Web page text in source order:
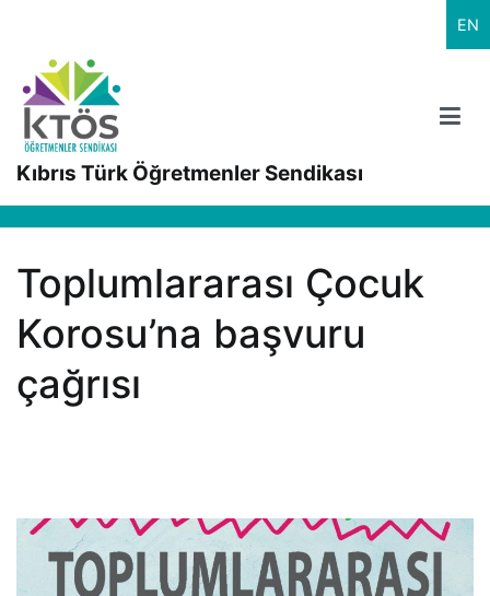
EN
Kıbrıs Türk Öğretmenler Sendikası
Toplumlararası Çocuk
Korosu’na başvuru
çağrısı